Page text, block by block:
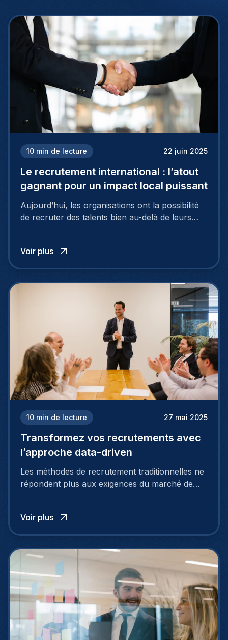
10 min de lecture 22 juin 2025
Le recrutement international : l’atout
gagnant pour un impact local puissant
Aujourd’hui, les organisations ont la possibilité
de recruter des talents bien au-delà de leurs
recrutement international.
Voir plus
10 min de lecture 27 mai 2025
Transformez vos recrutements avec
l’approche data-driven
Les méthodes de recrutement traditionnelles ne
répondent plus aux exigences du marché de
entreprises doivent adopter des approches plus
intelligentes et stratégiques. C’est là que le
Voir plus